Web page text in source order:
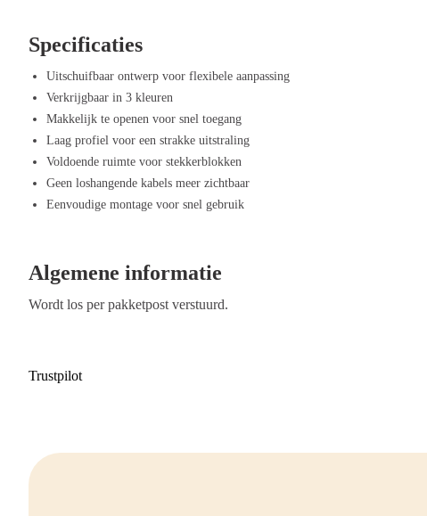
werkplek te behouden.
Voordelen van Offeco Kabelgoot Verstelbaar
Verstelbaar in lengte en hoogte – Kies de juiste maat voor jouw bureau en
Slim kantelmechanisme – Open en sluit de goot moeiteloos voor het
Geschikt voor vrijwel elk bureau – Past zich eenvoudig aan verschillende
Ruime capaciteit – Genoeg ruimte voor kabels, stekkerblokken en andere
Eenvoudige installatie – Inclusief montagemateriaal voor een snelle en
Specificaties
Uitschuifbaar ontwerp voor flexibele aanpassing
Verkrijgbaar in 3 kleuren
Makkelijk te openen voor snel toegang
Laag profiel voor een strakke uitstraling
Voldoende ruimte voor stekkerblokken
Geen loshangende kabels meer zichtbaar
Eenvoudige montage voor snel gebruik
Algemene informatie
Wordt los per pakketpost verstuurd.
Trustpilot